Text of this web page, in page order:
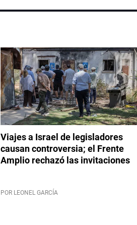
Viajes a Israel de legisladores
causan controversia; el Frente
Amplio rechazó las invitaciones
POR LEONEL GARCÍA